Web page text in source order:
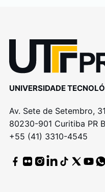
UNIVERSIDADE
Av. Sete de Setembro,
80230-901 Curitiba PR
+55 (41) 3310-4545